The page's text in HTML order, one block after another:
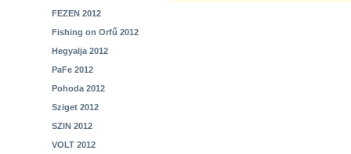
FEZEN 2012
Fishing on Orfű 2012
Hegyalja 2012
PaFe 2012
Pohoda 2012
Sziget 2012
SZIN 2012
VOLT 2012